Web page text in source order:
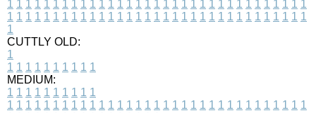
1 1 1 1 1 1 1 1 1 1 1 1 1 1 1 1 1 1 1 1 1 1 1 1 1 1 1 1 1 1 1 1 1
1 1 1 1 1 1 1 1 1 1 1 1 1 1 1 1 1 1 1 1 1 1 1 1 1 1 1 1 1 1 1 1 1
1
CUTTLY OLD:
1
1 1 1 1 1 1 1 1 1 1
MEDIUM:
1 1 1 1 1 1 1 1 1 1
1 1 1 1 1 1 1 1 1 1 1 1 1 1 1 1 1 1 1 1 1 1 1 1 1 1 1 1 1 1 1 1 1